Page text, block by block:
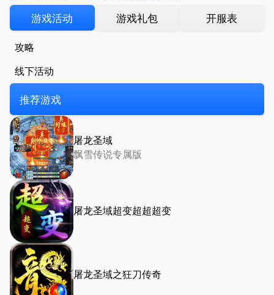
游戏活动 游戏礼包 开服表
攻略
线下活动
推荐游戏
屠龙圣域
飘雪传说专属版
屠龙圣域超变超超超变
屠龙圣域之狂刀传奇